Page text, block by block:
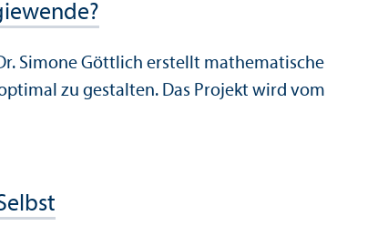
Simone Göttlich erstellt mathematische
zu gestalten. Das Projekt wird vom